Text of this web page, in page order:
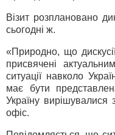
Візит розплановано
сьогодні ж.
«Природно, що
присвячені
ситуації навколо
має бути
Україну вирішувалися
офіс.